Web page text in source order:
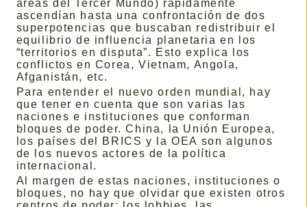
áreas del Tercer Mundo) rápidamente
ascendían hasta una confrontación de dos
superpotencias que buscaban redistribuir el
equilibrio de influencia planetaria en los
“territorios en disputa”. Esto explica los
conflictos en Corea, Vietnam, Angola,
Afganistán, etc.
Para entender el nuevo orden mundial, hay
que tener en cuenta que son varias las
naciones e instituciones que conforman
bloques de poder. China, la Unión Europea,
los países del BRICS y la OEA son algunos
de los nuevos actores de la política
internacional.
Al margen de estas naciones, instituciones o
bloques, no hay que olvidar que existen otros